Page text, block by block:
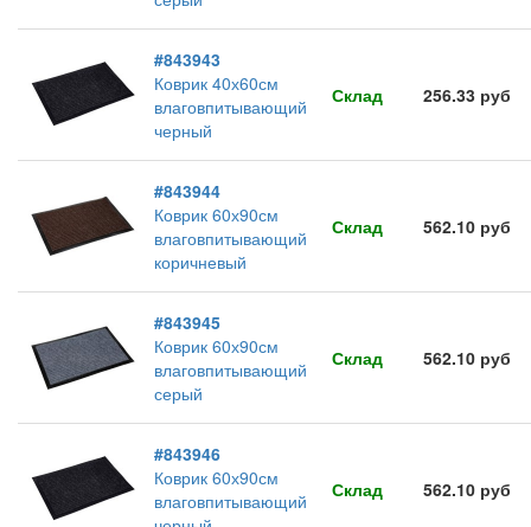
#843943
Коврик 40х60см
влаговпитывающий
черный
Склад 256.33 руб
#843944
Коврик 60х90см
влаговпитывающий
коричневый
Склад 562.10 руб
#843945
Коврик 60х90см
влаговпитывающий
серый
Склад 562.10 руб
#843946
Коврик 60х90см
влаговпитывающий
Склад 562.10 руб